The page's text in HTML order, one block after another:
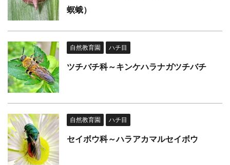
螟蛾）
自然教育園 ハチ目
ツチバチ科～キンケハラナガツチバチ
自然教育園 ハチ目
セイボウ科～ハラアカマルセイボウ